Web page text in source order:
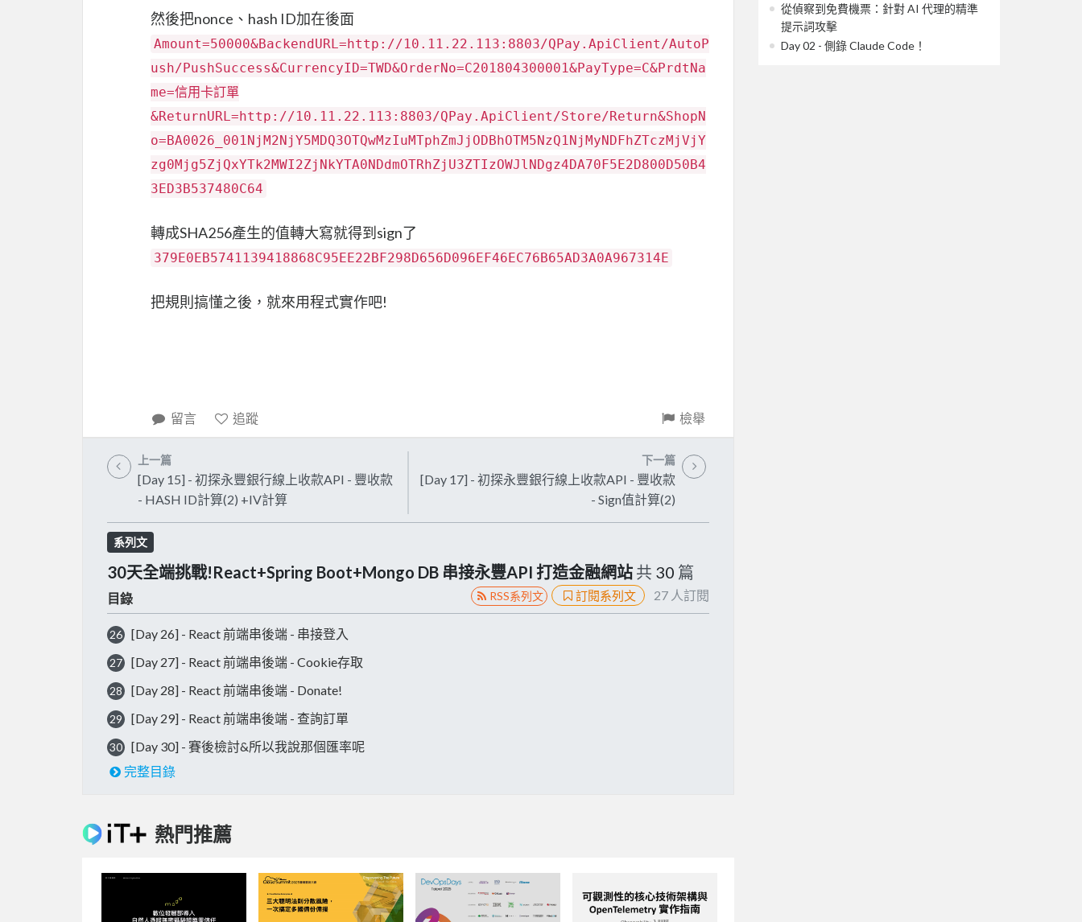
然後把nonce、hash ID加在後面
Amount=50000&BackendURL=http://10.11.22.113:8803/QPay.ApiClient/AutoP
ush/PushSuccess&CurrencyID=TWD&OrderNo=C201804300001&PayType=C&PrdtNa
me=信用卡訂單
&ReturnURL=http://10.11.22.113:8803/QPay.ApiClient/Store/Return&ShopN
o=BA0026_001NjM2NjY5MDQ3OTQwMzIuMTphZmJjODBhOTM5NzQ1NjMyNDFhZTczMjVjY
zg0Mjg5ZjQxYTk2MWI2ZjNkYTA0NDdmOTRhZjU3ZTIzOWJlNDgz4DA70F5E2D800D50B4
3ED3B537480C64
轉成SHA256產生的值轉大寫就得到sign了
379E0EB5741139418868C95EE22BF298D656D096EF46EC76B65AD3A0A967314E
把規則搞懂之後，就來用程式實作吧!
留言 追蹤 檢舉
上一篇
[Day 15] - 初探永豐銀行線上收款API - 豐收款
- HASH ID計算(2) +IV計算
下一篇
[Day 17] - 初探永豐銀行線上收款API - 豐收款
- Sign值計算(2)
系列文
30天全端挑戰!React+Spring Boot+Mongo DB 串接永豐API 打造金融網站 共 30 篇
目錄 RSS系列文 訂閱系列文 27 人訂閱
26 [Day 26] - React 前端串後端 - 串接登入
27 [Day 27] - React 前端串後端 - Cookie存取
28 [Day 28] - React 前端串後端 - Donate!
29 [Day 29] - React 前端串後端 - 查詢訂單
30
[Day 30] - 賽後檢討&所以我說那個匯率呢
完整目錄
熱門推薦
從偵察到免費機票：針對 AI 代理的精準
提示詞攻擊
Day 02 - 側錄 Claude Code！